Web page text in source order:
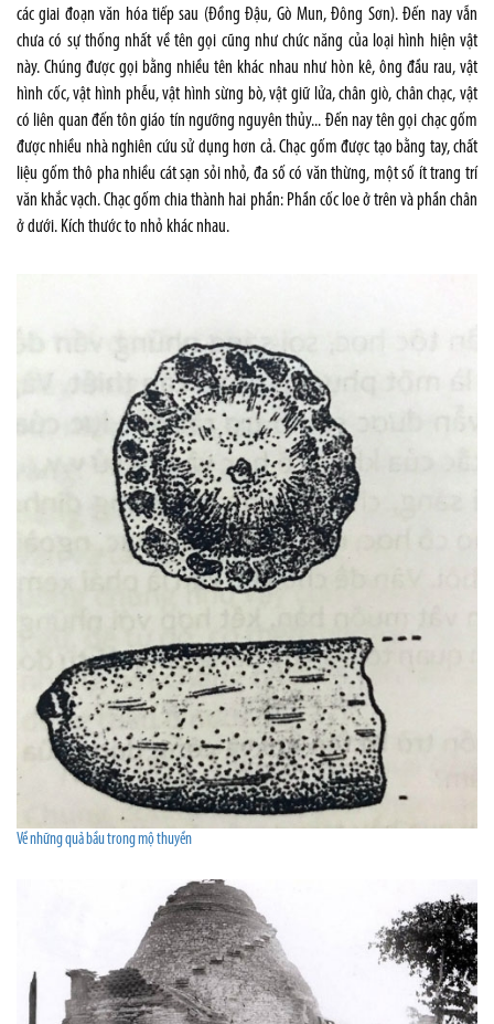
các giai đoạn văn hóa tiếp sau (Đồng Đậu, Gò Mun, Đông Sơn). Đến nay vẫn
chưa có sự thống nhất về tên gọi cũng như chức năng của loại hình hiện vật
này. Chúng được gọi bằng nhiều tên khác nhau như hòn kê, ông đầu rau, vật
hình cốc, vật hình phễu, vật hình sừng bò, vật giữ lửa, chân giò, chân chạc, vật
có liên quan đến tôn giáo tín ngưỡng nguyên thủy... Đến nay tên gọi chạc gốm
được nhiều nhà nghiên cứu sử dụng hơn cả. Chạc gốm được tạo bằng tay, chất
liệu gốm thô pha nhiều cát sạn sỏi nhỏ, đa số có văn thừng, một số ít trang trí
văn khắc vạch. Chạc gốm chia thành hai phần: Phần cốc loe ở trên và phần chân
ở dưới. Kích thước to nhỏ khác nhau.
Về những quả bầu trong mộ thuyền